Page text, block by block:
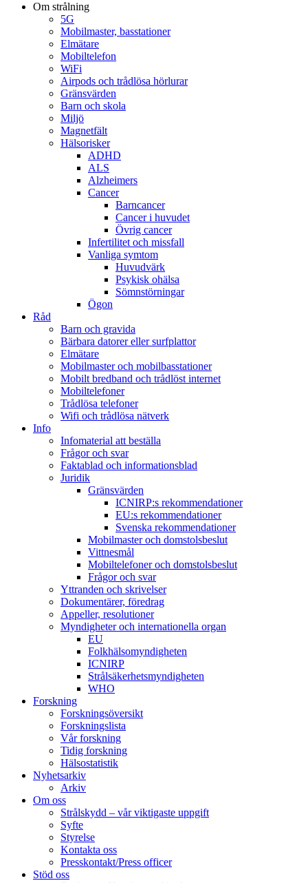
Om strålning
5G
Mobilmaster, basstationer
Elmätare
Mobiltelefon
WiFi
Airpods och trådlösa hörlurar
Gränsvärden
Barn och skola
Miljö
Magnetfält
Hälsorisker
ADHD
ALS
Alzheimers
Cancer
Barncancer
Cancer i huvudet
Övrig cancer
Infertilitet och missfall
Vanliga symtom
Huvudvärk
Psykisk ohälsa
Sömnstörningar
Ögon
Råd
Barn och gravida
Bärbara datorer eller surfplattor
Elmätare
Mobilmaster och mobilbasstationer
Mobilt bredband och trådlöst internet
Mobiltelefoner
Trådlösa telefoner
Wifi och trådlösa nätverk
Info
Infomaterial att beställa
Frågor och svar
Faktablad och informationsblad
Juridik
Gränsvärden
ICNIRP:s rekommendationer
EU:s rekommendationer
Svenska rekommendationer
Mobilmaster och domstolsbeslut
Vittnesmål
Mobiltelefoner och domstolsbeslut
Frågor och svar
Yttranden och skrivelser
Dokumentärer, föredrag
Appeller, resolutioner
Myndigheter och internationella organ
EU
Folkhälsomyndigheten
ICNIRP
Strålsäkerhetsmyndigheten
WHO
Forskning
Forskningsöversikt
Forskningslista
Vår forskning
Tidig forskning
Hälsostatistik
Nyhetsarkiv
Arkiv
Om oss
Strålskydd – vår viktigaste uppgift
Syfte
Styrelse
Kontakta oss
Presskontakt/Press officer
Stöd oss